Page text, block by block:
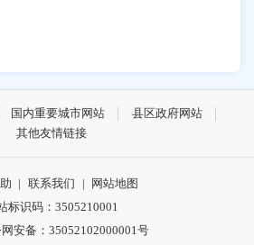
国内重要城市网站
县区政府网站
其他友情链接
| 联系我们 | 网站地图
标识码：3505210001
安备：35052102000001号